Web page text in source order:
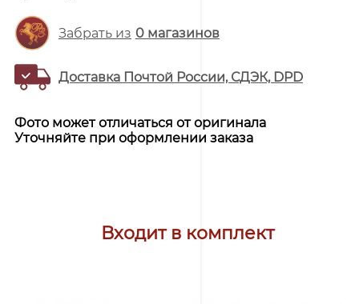
Забрать из 0магазинов
Доставка Почтой России, СДЭК, DPD
Фото может отличаться от оригинала
Уточняйте при оформлении заказа
Входит в комплект